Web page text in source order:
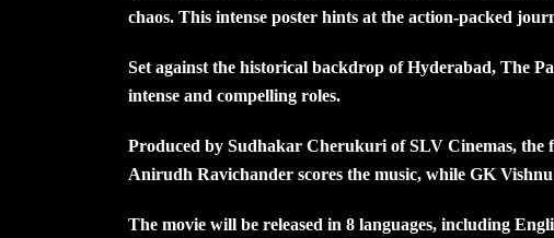
chaos. This intense poster hints at the action-packed
Set against the historical backdrop of Hyderabad, The
intense and compelling roles.
Produced by Sudhakar Cherukuri of SLV Cinemas, the
Anirudh Ravichander scores the music, while GK
The movie will be released in 8 languages, including